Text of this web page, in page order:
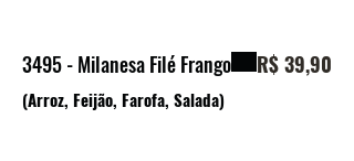
3495 - Milanesa Filé Frango
(Arroz, Feijão, Farofa, Salada)
R$ 39,90